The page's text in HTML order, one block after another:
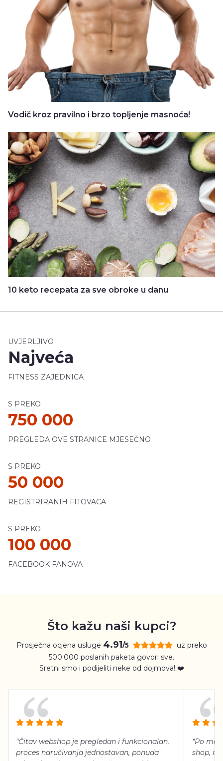
Vodič kroz pravilno i brzo topljenje masnoća!
10 keto recepata za sve obroke u danu
UVJERLJIVO
Najveća
FITNESS ZAJEDNICA
S PREKO
750 000
PREGLEDA OVE STRANICE MJESEČNO
S PREKO
50 000
REGISTRIRANIH FITOVACA
S PREKO
100 000
FACEBOOK FANOVA
Što kažu naši kupci?
Prosječna ocjena usluge 4.91/5
uz preko
500.000 poslanih paketa govori sve.
Sretni smo i podijeliti neke od dojmova! ❤️
“Čitav webshop je pregledan i funkcionalan,
proces naručivanja jednostavan, ponuda
“Po
shop,